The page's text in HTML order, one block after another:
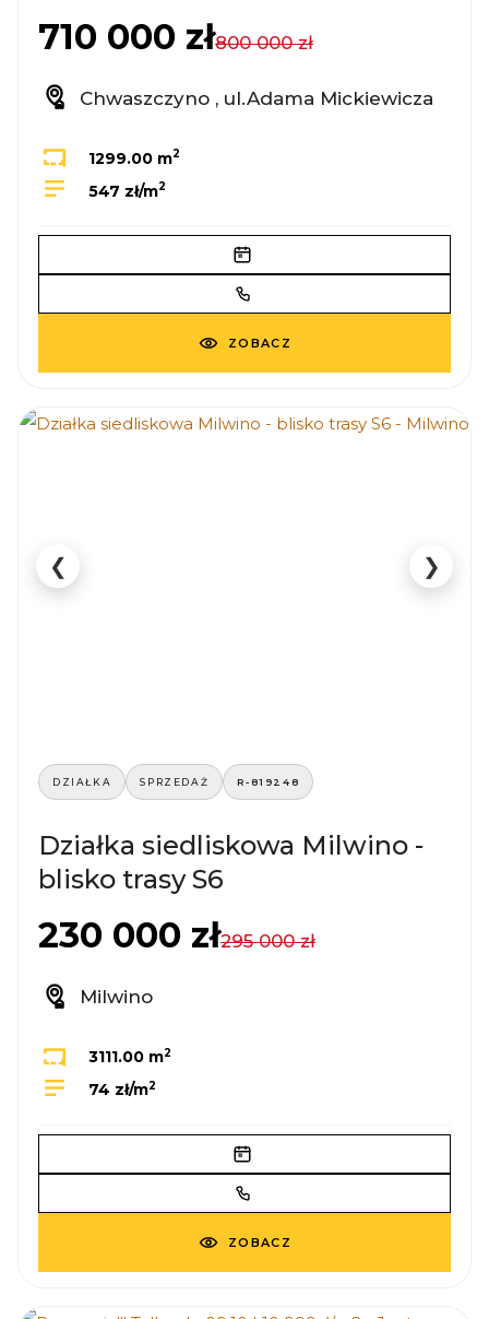
710 000 zł800 000 zł
Chwaszczyno , ul.Adama Mickiewicza
1299.00 m2
547 zł/m2
ZOBACZ
❮ ❯
DZIAŁKA SPRZEDAŻ R-819248
Działka siedliskowa Milwino -
blisko trasy S6
230 000 zł295 000 zł
Milwino
3111.00 m2
74 zł/m2
ZOBACZ